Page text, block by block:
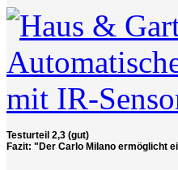
Testurteil 2,3 (gut)
Fazit: "Der Carlo Milano ermöglicht